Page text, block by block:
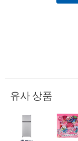
유사 상품